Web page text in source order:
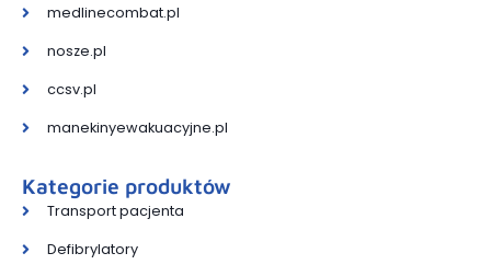
medlinecombat.pl
nosze.pl
ccsv.pl
manekinyewakuacyjne.pl
Kategorie produktów
Transport pacjenta
Defibrylatory